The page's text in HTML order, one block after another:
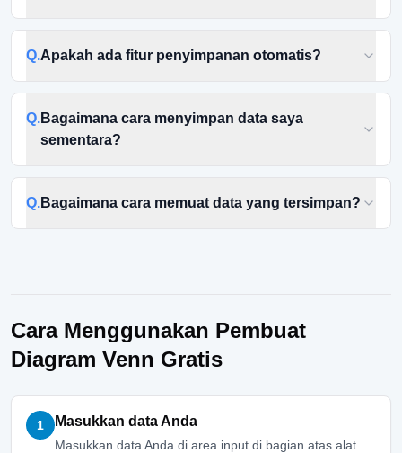
Q.Apakah ada fitur penyimpanan otomatis?
Q.Bagaimana cara menyimpan data saya
sementara?
Q.Bagaimana cara memuat data yang tersimpan?
Cara Menggunakan Pembuat
Diagram Venn Gratis
1 Masukkan data Anda
Masukkan data Anda di area input di bagian atas alat.